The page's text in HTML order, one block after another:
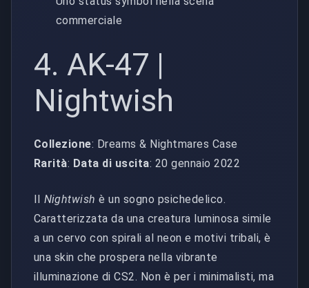
commerciale
4. AK-47 |
Nightwish
Collezione: Dreams & Nightmares Case
Rarità: Data di uscita: 20 gennaio 2022
Il Nightwish è un sogno psichedelico.
Caratterizzata da una creatura luminosa simile
a un cervo con spirali al neon e motivi tribali, è
una skin che prospera nella vibrante
illuminazione di CS2. Non è per i minimalisti, ma